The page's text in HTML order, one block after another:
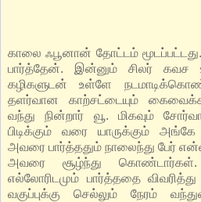
காலை ஃபூனான் தோட்டம்
பார்த்தேன். இன்னும் சிலர்
கழிகளுடன் உள்ளே
தளர்வான காற்சட்டையும்
வந்து நின்றார் வூ. மிகவும்
பிடிக்கும் வரை யாருக்கும்
அவரை பார்த்ததும் நாலைந்து பேர்
அவரை சூழ்ந்து
எல்லோரிடமும் பார்த்ததை
வகுப்புக்கு செல்லும் நேரம்